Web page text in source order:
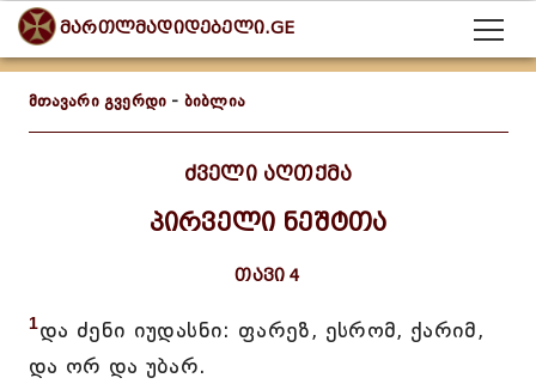
მართლმადიდებელი.GE
მთავარი გვერდი - ბიბლია
ძველი აღთქმა
პირველი ნეშტთა
თავი 4
1და ძენი იუდასნი: ფარეზ, ესრომ, ქარიმ,
და ორ და უბარ.